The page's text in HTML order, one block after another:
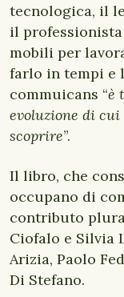
tecnologica, il
il
mobili per
farlo in tempi e
commuicans “è
evoluzione di
scoprire”.
Il libro, che
occupano di
contributo
Ciofalo e Silvia
Arizia, Paolo
Di Stefano.